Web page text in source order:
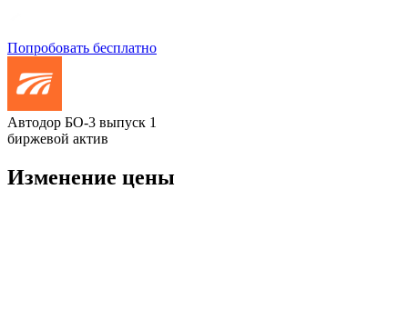
Попробовать бесплатно
Автодор БО-3 выпуск 1
биржевой актив
Изменение цены